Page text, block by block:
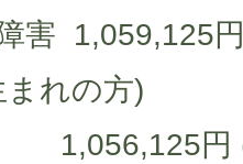
害 1,059,125
まれの方)
円 (